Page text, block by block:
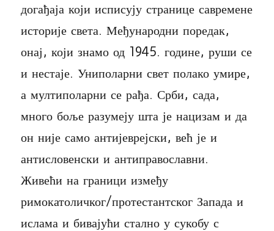
догађаја који исписују странице савремене
историје света. Међународни поредак,
онај, који знамо од 1945. године, руши се
и нестаје. Униполарни свет полако умире,
а мултиполарни се рађа. Срби, сада,
много боље разумеју шта је нацизам и да
он није само антијеврејски, већ је и
антисловенски и антиправославни.
Живећи на граници између
римокатоличког/протестантског Запада и
ислама и бивајући стално у сукобу с